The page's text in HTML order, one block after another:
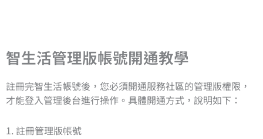
智生活管理版帳號開通教學
註冊完智生活帳號後，您必須開通服務社區的管理版權限，
才能登入管理後台進行操作。具體開通方式，說明如下：
1. 註冊管理版帳號